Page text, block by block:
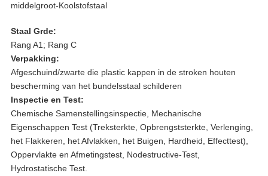
middelgroot-Koolstofstaal
Staal Grde:
Rang A1; Rang C
Verpakking:
Afgeschuind/zwarte die plastic kappen in de stroken houten
bescherming van het bundelsstaal schilderen
Inspectie en Test:
Chemische Samenstellingsinspectie, Mechanische
Eigenschappen Test (Treksterkte, Opbrengststerkte, Verlenging,
het Flakkeren, het Afvlakken, het Buigen, Hardheid, Effecttest),
Oppervlakte en Afmetingstest, Nodestructive-Test,
Hydrostatische Test.